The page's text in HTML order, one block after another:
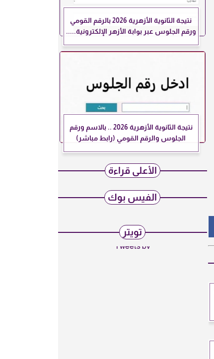
نتيجة الثانوية الأزهرية 2026 بالرقم القومي
ورقم الجلوس عبر بوابة الأزهر الإلكترونية.....
نتيجة الثانوية الأزهرية 2026 .. بالاسم ورقم
الجلوس والرقم القومي (رابط مباشر)
الأعلى قراءة
الفيس بوك
تويتر
Tweets by